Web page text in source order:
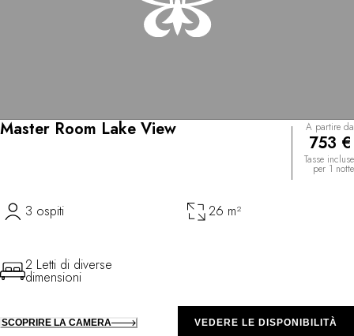
Master Room Lake View A partire da
753 €
Tasse incluse
per 1 notte
3 ospiti 26 m²
2 Letti di diverse
dimensioni
SCOPRIRE LA CAMERA VEDERE LE DISPONIBILITÀ